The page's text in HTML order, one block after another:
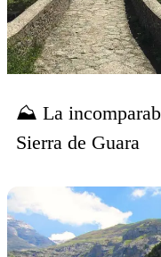
⛰ La
Sierra de Guara